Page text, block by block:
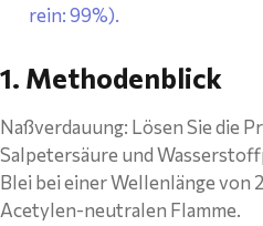
rein: 99%).
1. Methodenblick
Naßverdauung: Lösen Sie die
Salpetersäure und
Blei bei einer Wellenlänge von
Acetylen-neutralen Flamme.